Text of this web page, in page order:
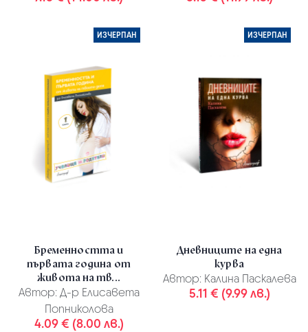
ИЗЧЕРПАН
Бременността и
първата година от
живота на тв...
Автор: Д-р Елисавета
Попниколова
4.09 € (8.00 лв.)
ИЗЧЕРПАН
Дневниците на една
курва
Автор: Калина Паскалева
5.11 € (9.99 лв.)